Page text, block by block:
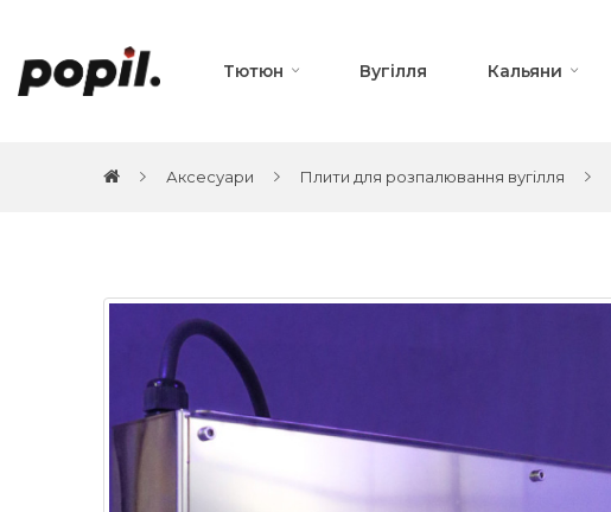
Тютюн Вугілля Кальяни
Аксесуари Плити для розпалювання вугілля